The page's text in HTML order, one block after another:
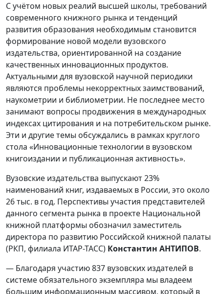
С учётом новых реалий высшей школы, требований
современного книжного рынка и тенденций
развития образования необходимым становится
формирование новой модели вузовского
издательства, ориентированной на создание
качественных инновационных продуктов.
Актуальными для вузовской научной периодики
являются проблемы некорректных заимствований,
наукометрии и библиометрии. Не последнее место
занимают вопросы продвижения в международных
индексах цитирования и на потребительском рынке.
Эти и другие темы обсуждались в рамках круглого
стола «Инновационные технологии в вузовском
книгоиздании и публикационная активность».
Вузовские издательства выпускают 23%
наименований книг, издаваемых в России, это около
26 тыс. в год. Перспективы участия представителей
данного сегмента рынка в проекте Национальной
книжной платформы обозначил заместитель
директора по развитию Российской книжной палаты
(РКП, филиала ИТАР-ТАСС) Константин АНТИПОВ.
— Благодаря участию 837 вузовских издателей в
системе обязательного экземпляра мы владеем
большим информационным массивом, который в